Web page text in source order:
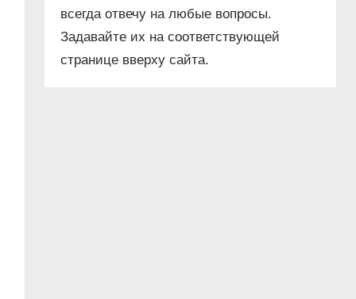
всегда отвечу на любые вопросы.
Задавайте их на соответствующей
странице вверху сайта.